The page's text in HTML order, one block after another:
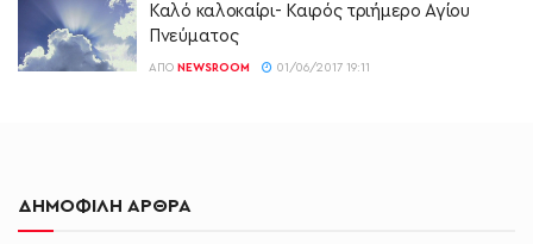
Καλό καλοκαίρι- Καιρός τριήμερο Αγίου
Πνεύματος
ΑΠΌ NEWSROOM 01/06/2017 19:11
ΔΗΜΟΦΙΛΗ ΑΡΘΡΑ